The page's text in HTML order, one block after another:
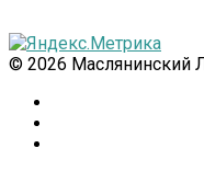
© 2026 Маслянинский